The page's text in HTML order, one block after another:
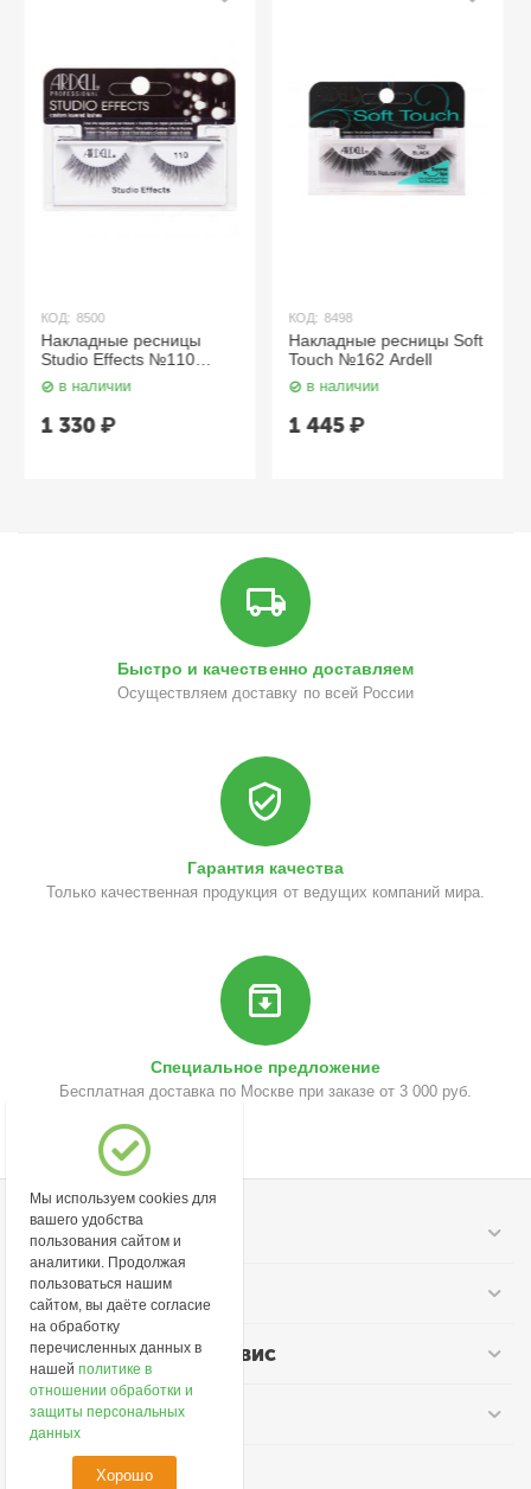
КОД: 8500
Накладные ресницы
Studio Effects №110
Ardell
в наличии
1 330₽
КОД: 8498
Накладные ресницы Soft
Touch №162 Ardell
в наличии
1 445₽
Быстро и качественно доставляем
Осуществляем доставку по всей России
Гарантия качества
Только качественная продукция от ведущих компаний мира.
Специальное предложение
Бесплатная доставка по Москве при заказе от 3 000 руб.
Моя учетная запись
Информация
Покупательский сервис
Контакты
Мы используем cookies для
вашего удобства
пользования сайтом и
аналитики. Продолжая
пользоваться нашим
сайтом, вы даёте согласие
на обработку
перечисленных данных в
нашейполитике в
отношении обработки и
защиты персональных
данных
Хорошо